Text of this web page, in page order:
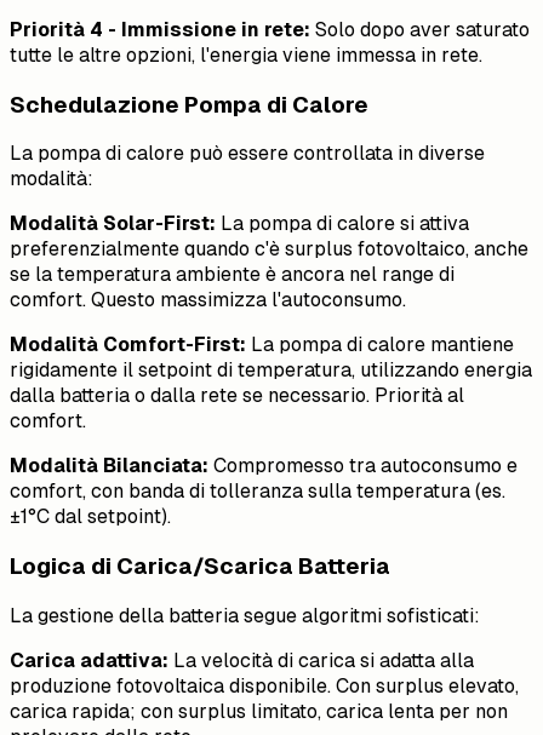
Priorità 4 - Immissione in rete: Solo dopo aver saturato
tutte le altre opzioni, l'energia viene immessa in rete.
Schedulazione Pompa di Calore
La pompa di calore può essere controllata in diverse
modalità:
Modalità Solar-First: La pompa di calore si attiva
preferenzialmente quando c'è surplus fotovoltaico, anche
se la temperatura ambiente è ancora nel range di
comfort. Questo massimizza l'autoconsumo.
Modalità Comfort-First: La pompa di calore mantiene
rigidamente il setpoint di temperatura, utilizzando energia
dalla batteria o dalla rete se necessario. Priorità al
comfort.
Modalità Bilanciata: Compromesso tra autoconsumo e
comfort, con banda di tolleranza sulla temperatura (es.
±1°C dal setpoint).
Logica di Carica/Scarica Batteria
La gestione della batteria segue algoritmi sofisticati:
Carica adattiva: La velocità di carica si adatta alla
produzione fotovoltaica disponibile. Con surplus elevato,
carica rapida; con surplus limitato, carica lenta per non